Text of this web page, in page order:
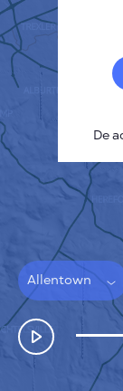
Allentown
De